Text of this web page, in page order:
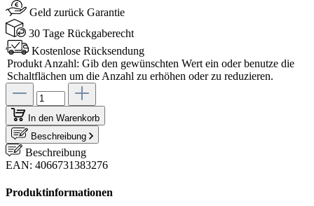
Geld zurück Garantie
30 Tage Rückgaberecht
Kostenlose Rücksendung
Produkt Anzahl: Gib den gewünschten Wert ein oder benutze die
Schaltflächen um die Anzahl zu erhöhen oder zu reduzieren.
In den Warenkorb
Beschreibung
Beschreibung
EAN: 4066731383276
Produktinformationen